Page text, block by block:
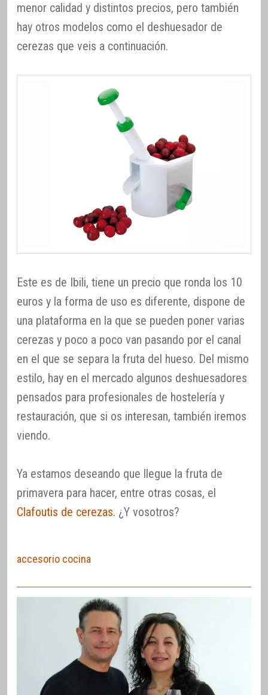
menor calidad y distintos precios, pero también
hay otros modelos como el deshuesador de
cerezas que veis a continuación.
Este es de Ibili, tiene un precio que ronda los 10
euros y la forma de uso es diferente, dispone de
una plataforma en la que se pueden poner varias
cerezas y poco a poco van pasando por el canal
en el que se separa la fruta del hueso. Del mismo
estilo, hay en el mercado algunos deshuesadores
pensados para profesionales de hostelería y
restauración, que si os interesan, también iremos
viendo.
Ya estamos deseando que llegue la fruta de
primavera para hacer, entre otras cosas, el
Clafoutis de cerezas. ¿Y vosotros?
accesorio cocina